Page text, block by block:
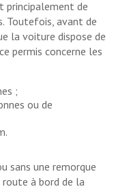
principalement de
Toutefois, avant de
la voiture dispose de
permis concerne les
;
ou de
sans une remorque
route à bord de la